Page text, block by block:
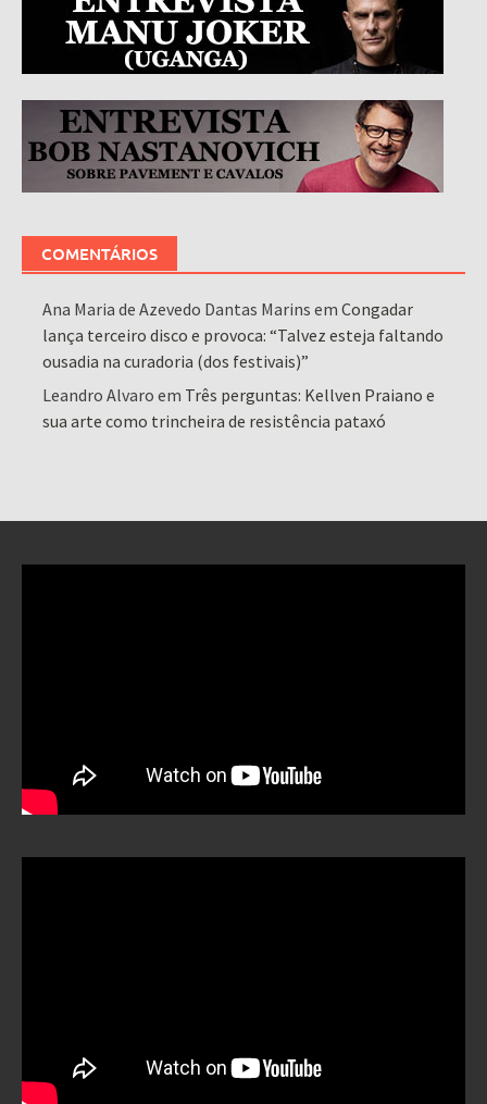
COMENTÁRIOS
Ana Maria de Azevedo Dantas Marins emCongadar
lança terceiro disco e provoca: “Talvez esteja faltando
ousadia na curadoria (dos festivais)”
Leandro Alvaro em Três perguntas: Kellven Praiano e
sua arte como trincheira de resistência pataxó